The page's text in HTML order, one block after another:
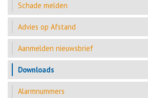
Schade melden
Advies op Afstand
Aanmelden nieuwsbrief
Downloads
Alarmnummers